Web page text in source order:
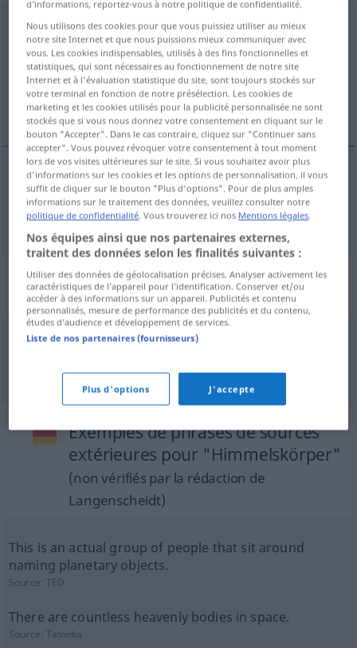
Himmelskörperm
Vue d'ensemble de toutes les traductions
(Pour plus d'informations, cliquez sur/touchez la traduction)
celestial body
celestial(odheavenly)body Himmelskörper
ASTRON
Exemples d'usage pour
"Himmelskörper"
leuchtender Himmelskörper
Exemples de phrases de sources
extérieures pour "Himmelskörper"
(non vérifiés par la rédaction de
Langenscheidt)
This is an actual group of people that sit around
naming planetary objects.
Source:TED
There are countless heavenly bodies in space.
Source:Tatoeba
d’informations, reportez-vous à notre politique de confidentialité.
Nous utilisons des cookies pour que vous puissiez utiliser au mieux
notre site Internet et que nous puissions mieux communiquer avec
vous. Les cookies indispensables, utilisés à des fins fonctionnelles et
statistiques, qui sont nécessaires au fonctionnement de notre site
Internet et à l'évaluation statistique du site, sont toujours stockés sur
votre terminal en fonction de notre présélection. Les cookies de
marketing et les cookies utilisés pour la publicité personnalisée ne sont
stockés que si vous nous donnez votre consentement en cliquant sur le
bouton "Accepter". Dans le cas contraire, cliquez sur "Continuer sans
accepter". Vous pouvez révoquer votre consentement à tout moment
lors de vos visites ultérieures sur le site. Si vous souhaitez avoir plus
d'informations sur les cookies et les options de personnalisation, il vous
suffit de cliquer sur le bouton "Plus d'options". Pour de plus amples
informations sur le traitement des données, veuillez consulter notre
politique de confidentialité. Vous trouverez ici nos Mentions légales.
Nos équipes ainsi que nos partenaires externes,
traitent des données selon les finalités suivantes :
Utiliser des données de géolocalisation précises. Analyser activement les
caractéristiques de l’appareil pour l’identification. Conserver et/ou
accéder à des informations sur un appareil. Publicités et contenu
personnalisés, mesure de performance des publicités et du contenu,
études d’audience et développement de services.
Liste de nos partenaires (fournisseurs)
Plus d'options J'accepte